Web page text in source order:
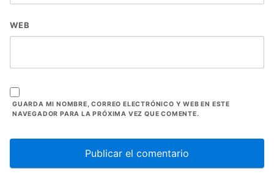
WEB
GUARDA MI NOMBRE, CORREO ELECTRÓNICO Y WEB EN ESTE
NAVEGADOR PARA LA PRÓXIMA VEZ QUE COMENTE.